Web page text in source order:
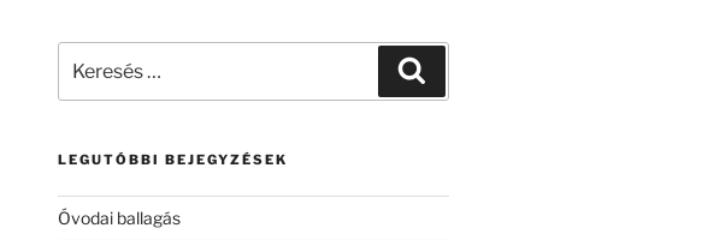
következő
LEGUTÓBBI BEJEGYZÉSEK
Óvodai ballagás